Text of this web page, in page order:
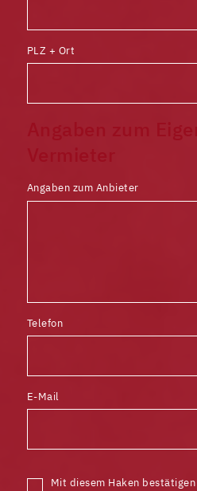
PLZ + Ort
Angaben zum Anbieter
Telefon
E-Mail
Mit diesem Haken